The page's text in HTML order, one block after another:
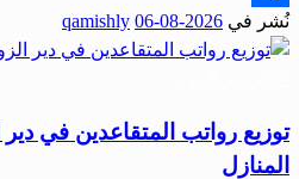
Share
نُشر في 2026-08-06
qamishly
توزيع رواتب المتقاعدين في
المنازل